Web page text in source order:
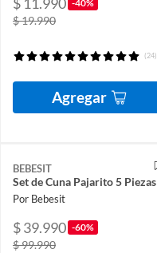
-40%
$ 19.990
(24)
Agregar
BEBESIT
Set de Cuna Pajarito 5 Piezas
Por Bebesit
$ 39.990 -60%
$ 99.990